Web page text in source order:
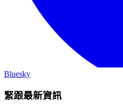
Bluesky
緊跟最新資訊